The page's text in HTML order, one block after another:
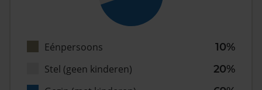
Eénpersoons
10%
Stel (geen kinderen)
20%